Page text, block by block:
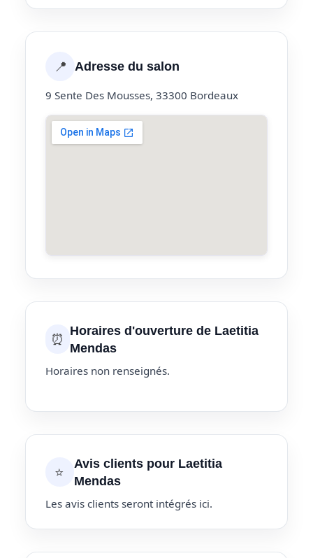
📍 Adresse du salon
9 Sente Des Mousses, 33300 Bordeaux
⏰ Horaires d'ouverture de Laetitia
Mendas
Horaires non renseignés.
⭐
Avis clients pour Laetitia
Mendas
Les avis clients seront intégrés ici.